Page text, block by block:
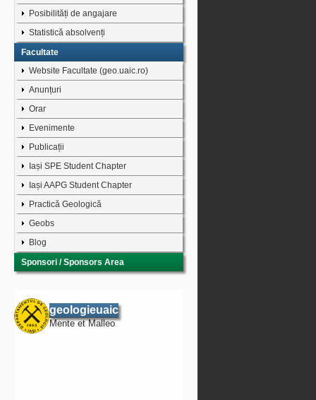
Posibilități de angajare
Statistică absolvenți
Facultate
Website Facultate (geo.uaic.ro)
Anunțuri
Orar
Evenimente
Publicații
Iași SPE Student Chapter
Iași AAPG Student Chapter
Practică Geologică
Geobs
Blog
Sponsori / Sponsors Area
geologieuaic
Mente et Malleo